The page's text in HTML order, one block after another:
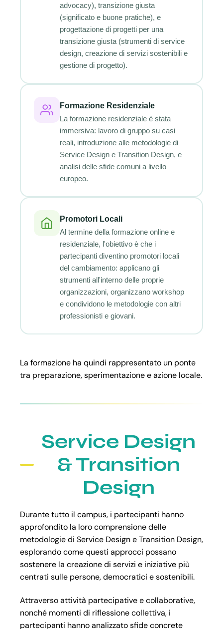
advocacy), transizione giusta
(significato e buone pratiche), e
progettazione di progetti per una
transizione giusta (strumenti di service
design, creazione di servizi sostenibili e
gestione di progetto).
Formazione Residenziale
La formazione residenziale è stata
immersiva: lavoro di gruppo su casi
reali, introduzione alle metodologie di
Service Design e Transition Design, e
analisi delle sfide comuni a livello
europeo.
Promotori Locali
Al termine della formazione online e
residenziale, l'obiettivo è che i
partecipanti diventino promotori locali
del cambiamento: applicano gli
strumenti all'interno delle proprie
organizzazioni, organizzano workshop
e condividono le metodologie con altri
professionisti e giovani.
La formazione ha quindi rappresentato un ponte
tra preparazione, sperimentazione e azione locale.
Service Design
& Transition
Design
Durante tutto il campus, i partecipanti hanno
approfondito la loro comprensione delle
metodologie di Service Design e Transition Design,
esplorando come questi approcci possano
sostenere la creazione di servizi e iniziative più
centrati sulle persone, democratici e sostenibili.
Attraverso attività partecipative e collaborative,
nonché momenti di riflessione collettiva, i
partecipanti hanno analizzato sfide concrete